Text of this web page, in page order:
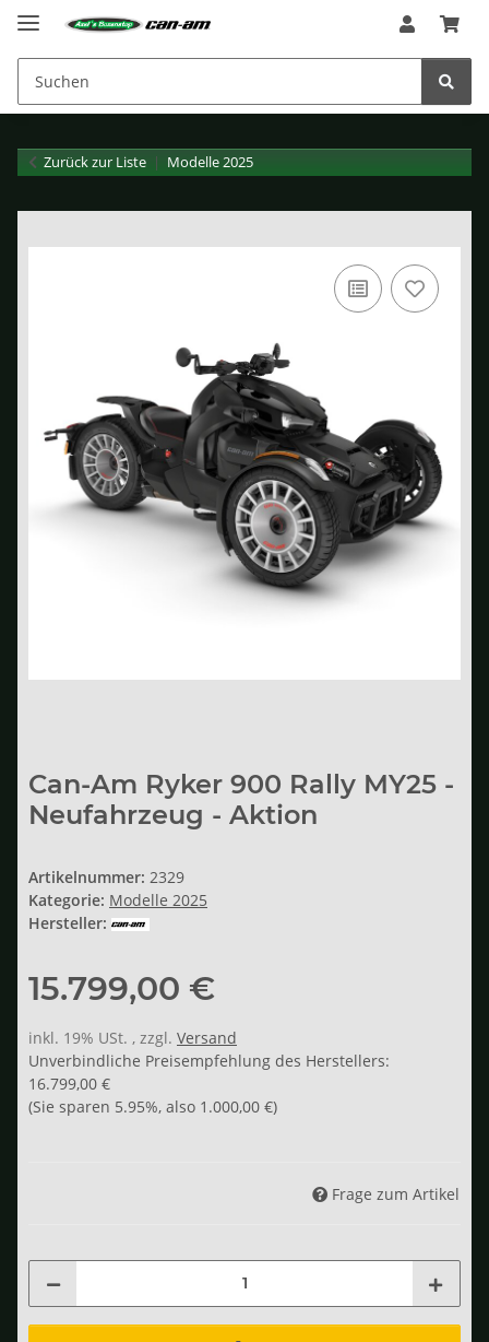
Zurück zur Liste Modelle 2025
Can-Am Ryker 900 Rally MY25 -
Neufahrzeug - Aktion
Artikelnummer: 2329
Kategorie: Modelle 2025
Hersteller:
15.799,00 €
inkl. 19% USt. , zzgl. Versand
Unverbindliche Preisempfehlung des Herstellers:
16.799,00 €
(Sie sparen 5.95%, also 1.000,00 €)
Frage zum Artikel